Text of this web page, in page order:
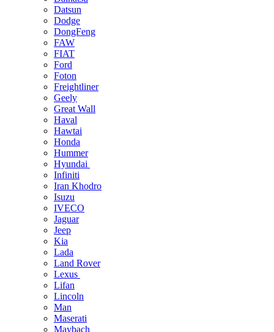
Datsun
Dodge
DongFeng
FAW
FIAT
Ford
Foton
Freightliner
Geely
Great Wall
Haval
Hawtai
Honda
Hummer
Hyundai
Infiniti
Iran Khodro
Isuzu
IVECO
Jaguar
Jeep
Kia
Lada
Land Rover
Lexus
Lifan
Lincoln
Man
Maserati
Maybach